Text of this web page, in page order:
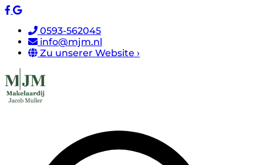
0593-562045
info@mjm.nl
Zu unserer Website ›